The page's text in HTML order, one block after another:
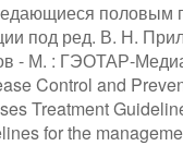
половым
под ред. В. Н.
- М. : ГЭОТАР-
Control and
Treatment
for the